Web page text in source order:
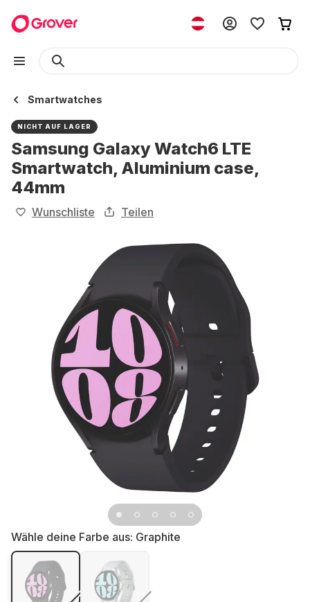
Smartwatches
NICHT AUF LAGER
Samsung Galaxy Watch6 LTE
Smartwatch, Aluminium case,
44mm
Wunschliste Teilen
Wähle deine Farbe aus: Graphite